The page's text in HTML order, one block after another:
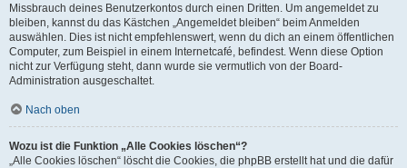
Missbrauch deines Benutzerkontos durch einen Dritten. Um angemeldet zu
bleiben, kannst du das Kästchen „Angemeldet bleiben“ beim Anmelden
auswählen. Dies ist nicht empfehlenswert, wenn du dich an einem öffentlichen
Computer, zum Beispiel in einem Internetcafé, befindest. Wenn diese Option
nicht zur Verfügung steht, dann wurde sie vermutlich von der Board-
Administration ausgeschaltet.
Nach oben
Wozu ist die Funktion „Alle Cookies löschen“?
„Alle Cookies löschen“ löscht die Cookies, die phpBB erstellt hat und die dafür